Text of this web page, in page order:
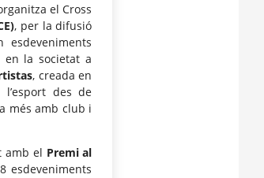
el Cross
, per la difusió
en la societat a
, creada en
des de
més amb club i
amb el Premi al
esdeveniments